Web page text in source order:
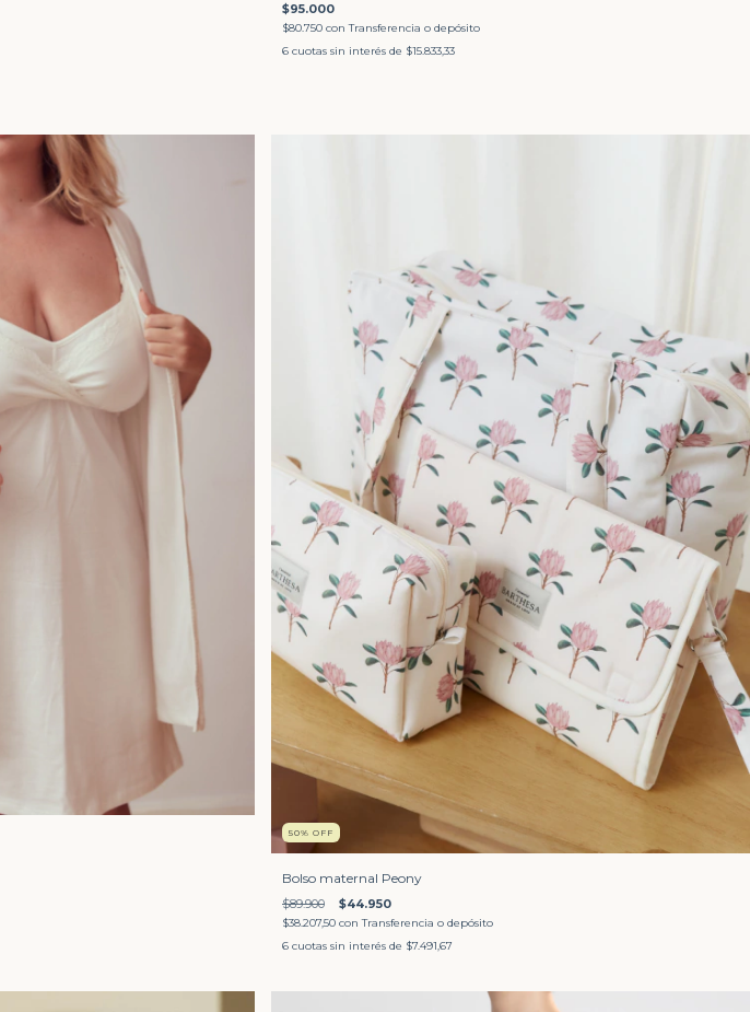
$95.000
$80.750 con Transferencia o depósito
6 cuotas sin interés de $15.833,33
50% OFF
Bolso maternal Peony
$89.900 $44.950
$38.207,50 con Transferencia o depósito
6 cuotas sin interés de $7.491,67